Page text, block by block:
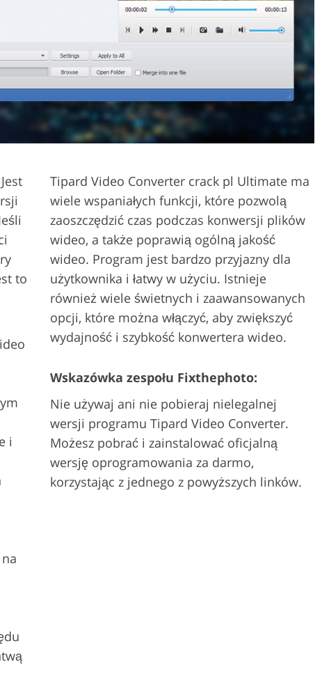
to
i
Tipard Video Converter crack pl Ultimate ma
wiele wspaniałych funkcji, które pozwolą
zaoszczędzić czas podczas konwersji plików
wideo, a także poprawią ogólną jakość
wideo. Program jest bardzo przyjazny dla
użytkownika i łatwy w użyciu. Istnieje
również wiele świetnych i zaawansowanych
opcji, które można włączyć, aby zwiększyć
wydajność i szybkość konwertera wideo.
Wskazówka zespołu Fixthephoto:
Nie używaj ani nie pobieraj nielegalnej
wersji programu Tipard Video Converter.
Możesz pobrać i zainstalować oficjalną
wersję oprogramowania za darmo,
korzystając z jednego z powyższych linków.